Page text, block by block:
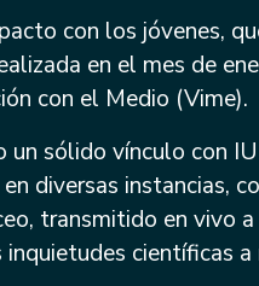
con los jóvenes,
en el mes de
con el Medio (Vime).
un sólido vínculo con
diversas instancias,
transmitido en vivo
científicas a